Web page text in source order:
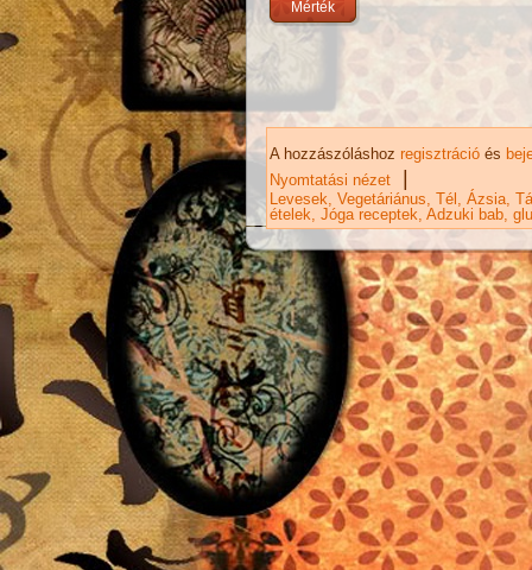
A hozzászóláshoz regisztráció és
Nyomtatási nézet
|
Levesek Vegetáriánus Tél Ázsia
ételek Jóga receptek Adzuki bab